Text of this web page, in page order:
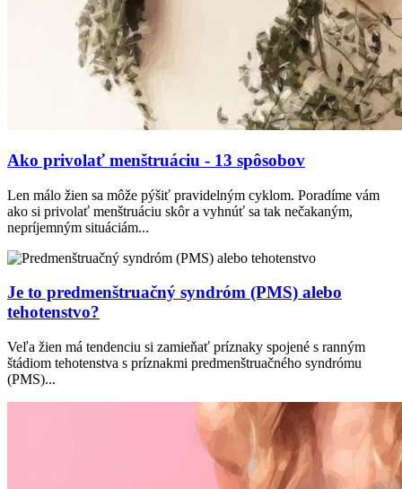
Ako privolať menštruáciu - 13 spôsobov
Len málo žien sa môže pýšiť pravidelným cyklom. Poradíme vám
ako si privolať menštruáciu skôr a vyhnúť sa tak nečakaným,
nepríjemným situáciám...
Je to predmenštruačný syndróm (PMS) alebo
tehotenstvo?
Veľa žien má tendenciu si zamieňať príznaky spojené s ranným
štádiom tehotenstva s príznakmi predmenštruačného syndrómu
(PMS)...